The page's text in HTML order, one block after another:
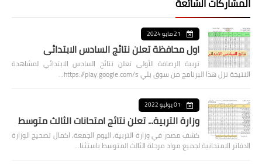
21 مايو 2024
اول محافظة تعلن نتائج السادس الابتدائي
تربية الرصافة الأولى تعلن نتائج السادس الابتدائي لمشاهدة
النتيجة نزل هذا البرنامج من سوق بلي https://play.google.com/s…
01 يوليو 2022
وزارة التربية... تعلن نتائج امتحانات الثالث متوسط
كشف مصدر في وزارة التربية، اليوم الجمعة، اكمال تصحيح الوزارة
الدفاتر الامتحانية لجميع مواد مرحلة الثالث المتوسط باستثنا…